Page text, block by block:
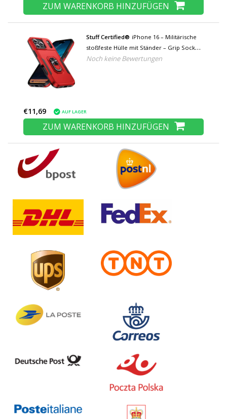
ZUM WARENKORB HINZUFÜGEN
Stuff Certified® iPhone 16 – Militärische
stoßfeste Hülle mit Ständer – Grip Socket
Magnetische Schutzhülle – Rot Schwarz
Noch keine Bewertungen
€11,69 AUF LAGER
ZUM WARENKORB HINZUFÜGEN